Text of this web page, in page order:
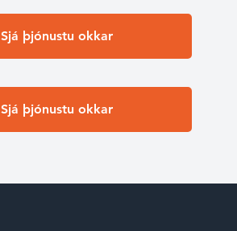
Sjá þjónustu okkar
Sjá þjónustu okkar